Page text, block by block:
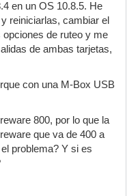
en un OS 10.8.5. He
reiniciarlas, cambiar el
de ruteo y me
de ambas tarjetas,
con una M-Box USB
800, por lo que la
que va de 400 a
problema? Y si es